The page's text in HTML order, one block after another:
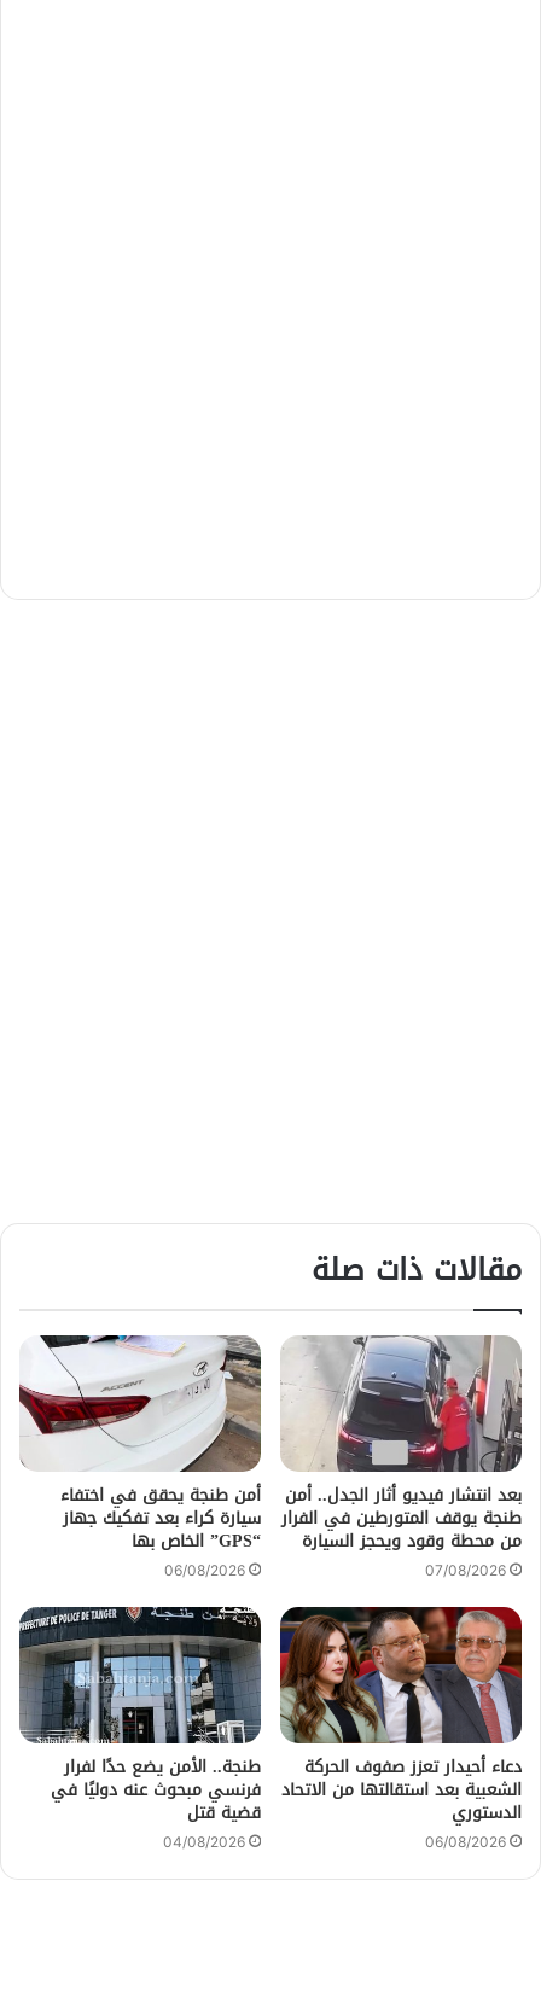
مقالات ذات صلة
بعد انتشار فيديو أثار الجدل.. أمن
طنجة يوقف المتورطين في الفرار
من محطة وقود ويحجز السيارة
07/08/2026
أمن طنجة يحقق في اختفاء
سيارة كراء بعد تفكيك جهاز
“GPS” الخاص بها
06/08/2026
دعاء أحيدار تعزز صفوف الحركة
الشعبية بعد استقالتها من الاتحاد
الدستوري
06/08/2026
طنجة.. الأمن يضع حدًا لفرار
فرنسي مبحوث عنه دوليًا في
قضية قتل
04/08/2026